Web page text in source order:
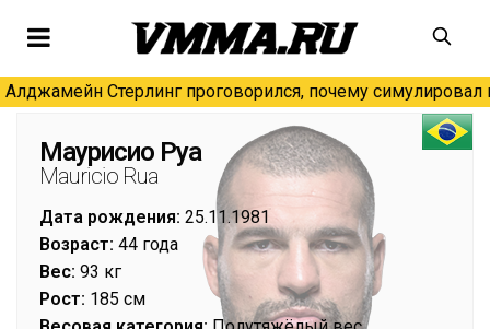
Алджамейн Стерлинг проговорился, почему симулировал
Маурисио Руа
Mauricio Rua
Дата рождения: 25.11.1981
Возраст: 44 года
Вес: 93 кг
Рост: 185 см